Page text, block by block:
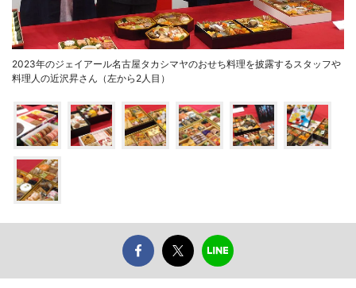
2023年のジェイアール名古屋タカシマヤのおせち料理を披露するスタッフや
料理人の近沢昇さん（左から2人目）